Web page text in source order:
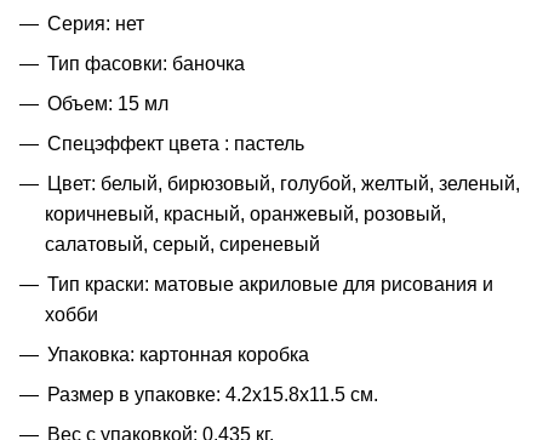
Серия: нет
Тип фасовки: баночка
Объем: 15 мл
Спецэффект цвета : пастель
Цвет: белый, бирюзовый, голубой, желтый, зеленый,
коричневый, красный, оранжевый, розовый,
салатовый, серый, сиреневый
Тип краски: матовые акриловые для рисования и
хобби
Упаковка: картонная коробка
Размер в упаковке: 4.2x15.8x11.5 см.
Вес с упаковкой: 0.435 кг.